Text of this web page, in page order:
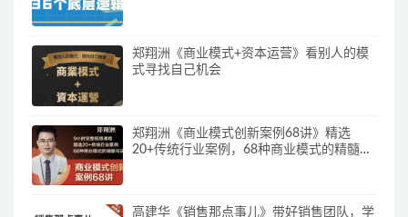
郑翔洲《商业模式+资本运营》看别人的模
式寻找自己机会
郑翔洲《商业模式创新案例68讲》精选
20+传统行业案例，68种商业模式的精髓与
高建华《销售那点事儿》带好销售团队，学